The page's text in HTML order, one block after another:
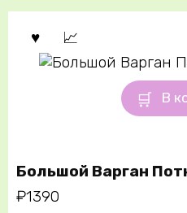
В
Большой Варган
₽1390